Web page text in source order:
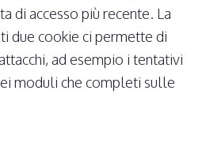
di accesso più recente. La
due cookie ci permette di
ad esempio i tentativi
moduli che completi sulle